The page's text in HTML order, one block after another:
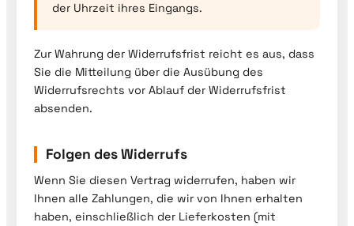
der Uhrzeit ihres Eingangs.
Zur Wahrung der Widerrufsfrist reicht es aus, dass
Sie die Mitteilung über die Ausübung des
Widerrufsrechts vor Ablauf der Widerrufsfrist
absenden.
Folgen des Widerrufs
Wenn Sie diesen Vertrag widerrufen, haben wir
Ihnen alle Zahlungen, die wir von Ihnen erhalten
haben, einschließlich der Lieferkosten (mit